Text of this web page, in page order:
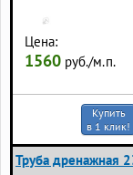
Цена:
1560 руб./м.п.
Купить
в 1 клик!
Труба дренажная